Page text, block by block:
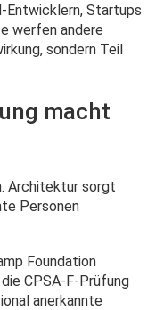
Entwicklern, Startups
werfen andere
sondern Teil
macht
Architektur sorgt
Personen
Foundation
CPSA-F-Prüfung
anerkannte